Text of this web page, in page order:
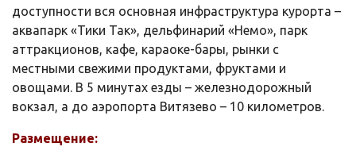
доступности вся основная инфраструктура курорта –
аквапарк «Тики Так», дельфинарий «Немо», парк
аттракционов, кафе, караоке-бары, рынки с
местными свежими продуктами, фруктами и
овощами. В 5 минутах езды – железнодорожный
вокзал, а до аэропорта Витязево – 10 километров.
Размещение: